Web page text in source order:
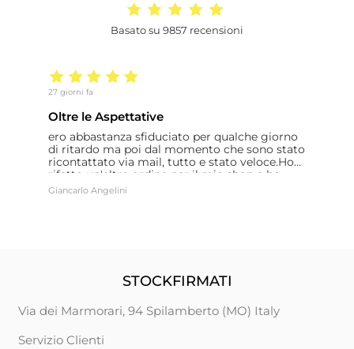
Basato su 9857 recensioni
27 giorni fa
Oltre le Aspettative
ero abbastanza sfiduciato per qualche giorno
di ritardo ma poi dal momento che sono stato
ricontattato via mail, tutto e stato veloce.Ho
rifatto un'altro ordine per il mio shop e ho
avuto la conferma di tutta la loro
professionalità.Continuerò a fare acquisti con
Giancarlo Angelini
STOCKFIRMATI
Via dei Marmorari, 94 Spilamberto (MO) Italy
Servizio Clienti